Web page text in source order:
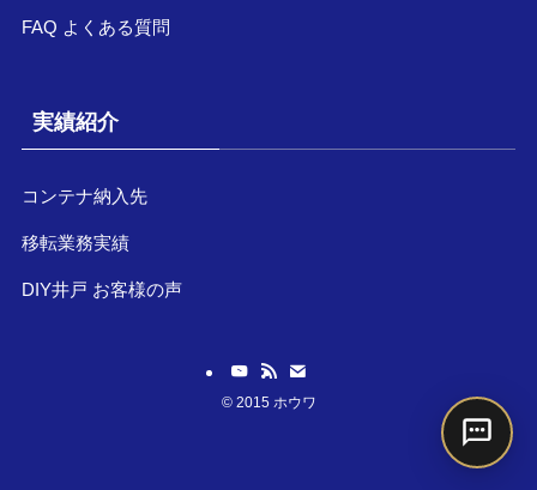
FAQ よくある質問
実績紹介
コンテナ納入先
移転業務実績
DIY井戸 お客様の声
©2015 ホウワ